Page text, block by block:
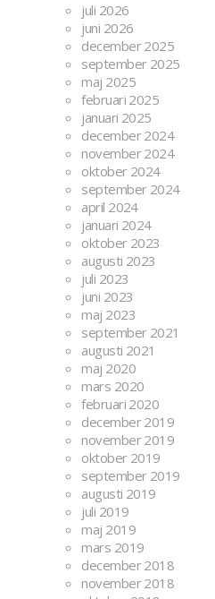
juli 2026
juni 2026
december 2025
september 2025
maj 2025
februari 2025
januari 2025
december 2024
november 2024
oktober 2024
september 2024
april 2024
januari 2024
oktober 2023
augusti 2023
juli 2023
juni 2023
maj 2023
september 2021
augusti 2021
maj 2020
mars 2020
februari 2020
december 2019
november 2019
oktober 2019
september 2019
augusti 2019
juli 2019
maj 2019
mars 2019
december 2018
november 2018